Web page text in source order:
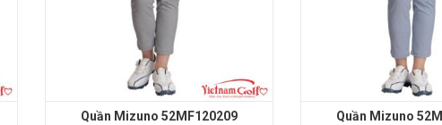
Quần Mizuno 52MF120209 Quần Mizuno